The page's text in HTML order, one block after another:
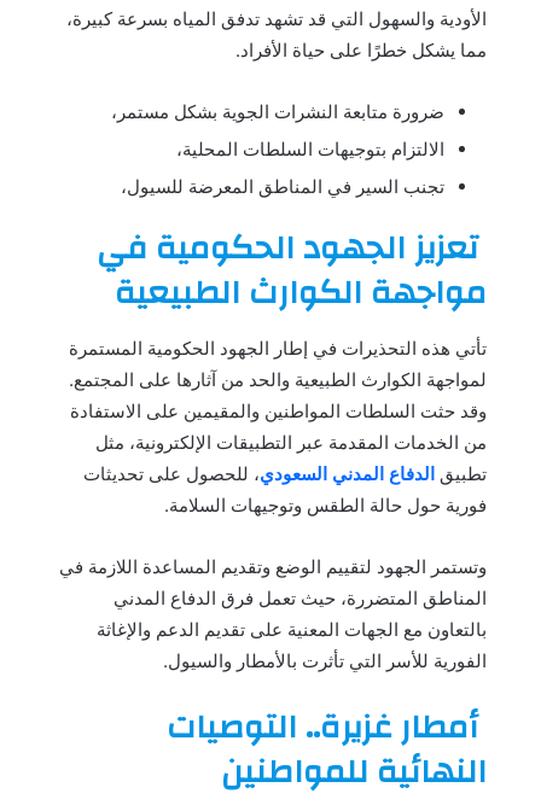
الأودية والسهول التي قد تشهد تدفق المياه بسرعة كبيرة،
مما يشكل خطرًا على حياة الأفراد.
ضرورة متابعة النشرات الجوية بشكل مستمر،
الالتزام بتوجيهات السلطات المحلية،
تجنب السير في المناطق المعرضة للسيول،
تعزيز الجهود الحكومية في
مواجهة الكوارث الطبيعية
تأتي هذه التحذيرات في إطار الجهود الحكومية المستمرة
لمواجهة الكوارث الطبيعية والحد من آثارها على المجتمع.
وقد حثت السلطات المواطنين والمقيمين على الاستفادة
من الخدمات المقدمة عبر التطبيقات الإلكترونية، مثل
تطبيق الدفاع المدني السعودي، للحصول على تحديثات
فورية حول حالة الطقس وتوجيهات السلامة.
وتستمر الجهود لتقييم الوضع وتقديم المساعدة اللازمة في
المناطق المتضررة، حيث تعمل فرق الدفاع المدني
بالتعاون مع الجهات المعنية على تقديم الدعم والإغاثة
الفورية للأسر التي تأثرت بالأمطار والسيول.
أمطار غزيرة.. التوصيات
النهائية للمواطنين